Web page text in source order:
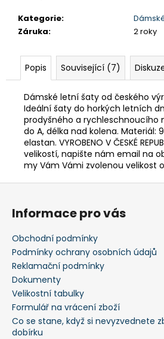
Kategorie:
Záruka: 2 roky
Popis Související (7)
Dámské letní šaty od českého
Ideální šaty do horkých letních
prodyšného a rychleschnoucího
do A, délka nad kolena. Materiál:
elastan. VYROBENO V ČESKÉ
velikostí, napište nám email na
my Vám Vámi zvolenou velikost
e
m
e
DÁMSKÁ
ZATEPLOVACÍ
SUKNĚ
GTS
600522
SMOKE
629
Kč
Původně:
990
Z
Informace pro vás
Obchodní podmínky
Podmínky ochrany osobních údajů
Reklamační podmínky
Dokumenty
Velikostní tabulky
Formulář na vrácení zboží
Co se stane, když si nevyzvednete
dobírku